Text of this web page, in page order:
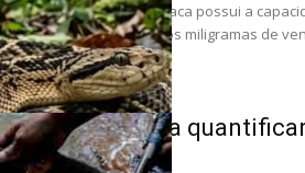
A surucucu-pico-de-jaca possui a
injetar até quinhentos miligramas de
registrado...
Brasil precisa
país